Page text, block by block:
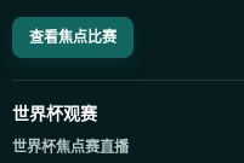
查看焦点比赛
世界杯观赛
世界杯焦点赛直播